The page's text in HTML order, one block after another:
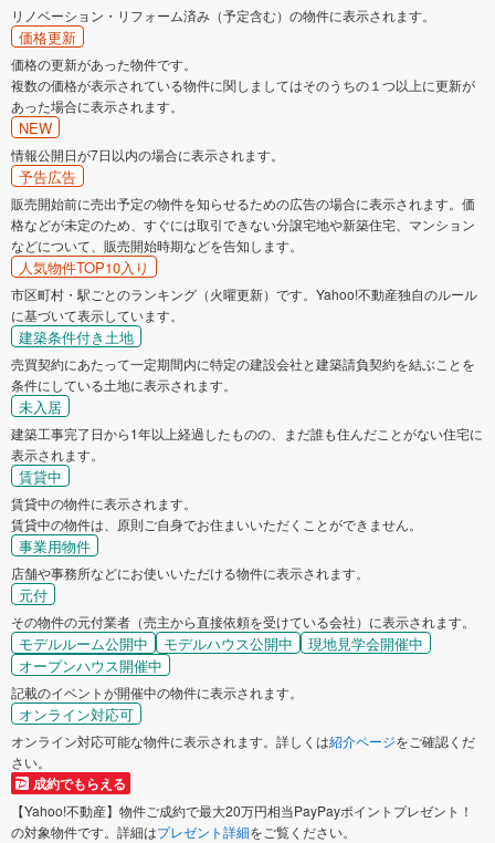
リノベーション・リフォーム済み（予定含む）の物件に表示されます。
価格更新
価格の更新があった物件です。
複数の価格が表示されている物件に関しましてはそのうちの１つ以上に更新が
あった場合に表示されます。
NEW
情報公開日が7日以内の場合に表示されます。
予告広告
販売開始前に売出予定の物件を知らせるための広告の場合に表示されます。価
格などが未定のため、すぐには取引できない分譲宅地や新築住宅、マンション
などについて、販売開始時期などを告知します。
人気物件TOP10入り
市区町村・駅ごとのランキング（火曜更新）です。Yahoo!不動産独自のルール
に基づいて表示しています。
建築条件付き土地
売買契約にあたって一定期間内に特定の建設会社と建築請負契約を結ぶことを
条件にしている土地に表示されます。
未入居
建築工事完了日から1年以上経過したものの、まだ誰も住んだことがない住宅に
表示されます。
賃貸中
賃貸中の物件に表示されます。
賃貸中の物件は、原則ご自身でお住まいいただくことができません。
事業用物件
店舗や事務所などにお使いいただける物件に表示されます。
元付
その物件の元付業者（売主から直接依頼を受けている会社）に表示されます。
モデルルーム公開中 モデルハウス公開中
現地見学会開催中
オープンハウス開催中
記載のイベントが開催中の物件に表示されます。
オンライン対応可
オンライン対応可能な物件に表示されます。詳しくは紹介ページをご確認くだ
さい。
成約でもらえる
【Yahoo!不動産】物件ご成約で最大20万円相当PayPayポイントプレゼント！
の対象物件です。詳細はプレゼント詳細をご覧ください。